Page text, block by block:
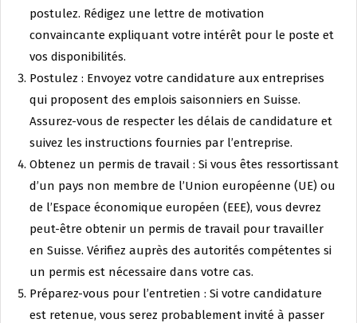
postulez. Rédigez une lettre de motivation
convaincante expliquant votre intérêt pour le poste et
vos disponibilités.
Postulez : Envoyez votre candidature aux entreprises
qui proposent des emplois saisonniers en Suisse.
Assurez-vous de respecter les délais de candidature et
suivez les instructions fournies par l’entreprise.
Obtenez un permis de travail : Si vous êtes ressortissant
d’un pays non membre de l’Union européenne (UE) ou
de l’Espace économique européen (EEE), vous devrez
peut-être obtenir un permis de travail pour travailler
en Suisse. Vérifiez auprès des autorités compétentes si
un permis est nécessaire dans votre cas.
Préparez-vous pour l’entretien : Si votre candidature
est retenue, vous serez probablement invité à passer